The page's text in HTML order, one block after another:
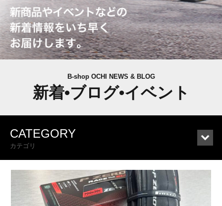
B-shop OCHI NEWS & BLOG
新着•ブログ•イベント
CATEGORY
カテゴリ